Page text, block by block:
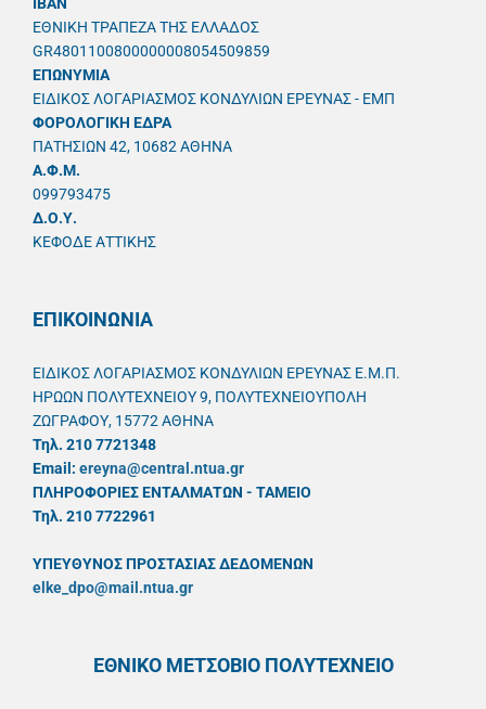
ΕΘΝΙΚΗ ΤΡΑΠΕΖΑ ΤΗΣ ΕΛΛΑΔΟΣ
GR4801100800000008054509859
ΕΠΩΝΥΜΙΑ
ΕΙΔΙΚΟΣ ΛΟΓΑΡΙΑΣΜΟΣ ΚΟΝΔΥΛΙΩΝ ΕΡΕΥΝΑΣ - ΕΜΠ
ΦΟΡΟΛΟΓΙΚΗ ΕΔΡΑ
ΠΑΤΗΣΙΩΝ 42, 10682 ΑΘΗΝΑ
A.Φ.Μ.
099793475
Δ.Ο.Υ.
ΚΕΦΟΔΕ ΑΤΤΙΚΗΣ
ΕΠΙΚΟΙΝΩΝΙΑ
ΕΙΔΙΚΟΣ ΛΟΓΑΡΙΑΣΜΟΣ ΚΟΝΔΥΛΙΩΝ ΕΡΕΥΝΑΣ Ε.Μ.Π.
ΗΡΩΩΝ ΠΟΛΥΤΕΧΝΕΙΟΥ 9, ΠΟΛΥΤΕΧΝΕΙΟΥΠΟΛΗ
ΖΩΓΡΑΦΟΥ, 15772 ΑΘΗΝΑ
Τηλ. 210 7721348
Email: ereyna@central.ntua.gr
ΠΛΗΡΟΦΟΡΙΕΣ ΕΝΤΑΛΜΑΤΩΝ - ΤΑΜΕΙΟ
Τηλ. 210 7722961
ΥΠΕΥΘYΝΟΣ ΠΡΟΣΤΑΣΙΑΣ ΔΕΔΟΜΕΝΩΝ
elke_dpo@mail.ntua.gr
ΕΘΝΙΚΟ ΜΕΤΣΟΒΙΟ ΠΟΛΥΤΕΧΝΕΙΟ